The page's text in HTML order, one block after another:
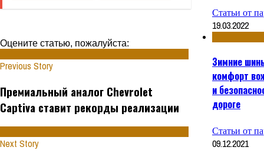
Оцените статью, пожалуйста:
Previous Story
Премиальный аналог Chevrolet
Captiva ставит рекорды реализации
Next Story
Статьи от
19.03.2022
Зимние
комфорт
и
дороге
Статьи от
09.12.2021